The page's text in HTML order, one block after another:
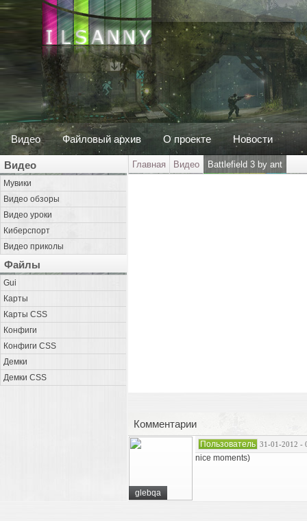
Видео Файловый архив О проекте Новости
Видео
Мувики
Видео обзоры
Видео уроки
Киберспорт
Видео приколы
Файлы
Gui
Карты
Карты CSS
Конфиги
Конфиги CSS
Демки
Демки CSS
Главная Видео Battlefield 3 by ant
Комментарии
glebqa
Пользователь 31-01-2012 -
nice moments)